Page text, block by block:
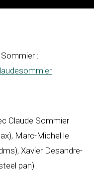
:
Claude Sommier
Marc-Michel le
Xavier Desandre-
pan)